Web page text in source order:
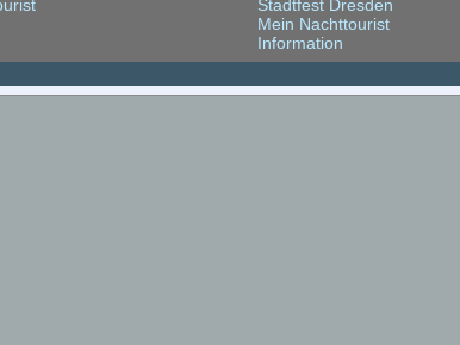
Stadtfest Dresden
Mein Nachttourist
Information